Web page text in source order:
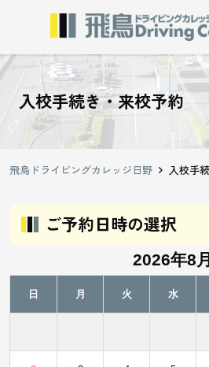
入校手続き・来校予約
飛鳥ドライビングカレッジ日野 入校手
ご予約日時の選択
2026年8月
日 月 火 水